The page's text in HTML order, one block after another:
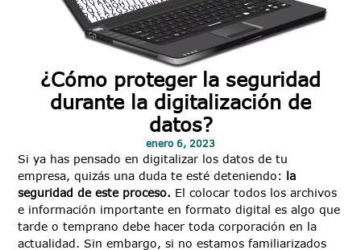
¿Cómo proteger la seguridad
durante la digitalización de
datos?
enero 6, 2023
Si ya has pensado en digitalizar los datos de tu
empresa, quizás una duda te esté deteniendo: la
seguridad de este proceso. El colocar todos los archivos
e información importante en formato digital es algo que
tarde o temprano debe hacer toda corporación en la
actualidad. Sin embargo, si no estamos familiarizados